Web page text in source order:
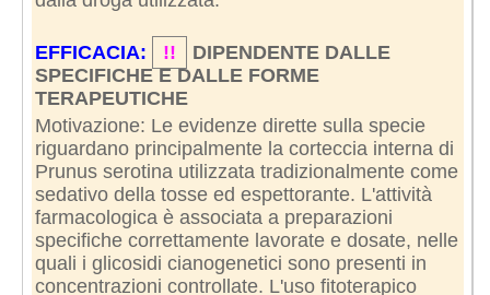
EFFICACIA: !!
DIPENDENTE DALLE
SPECIFICHE E DALLE FORME
TERAPEUTICHE
Motivazione: Le evidenze dirette sulla specie
riguardano principalmente la corteccia interna di
Prunus serotina utilizzata tradizionalmente come
sedativo della tosse ed espettorante. L'attività
farmacologica è associata a preparazioni
specifiche correttamente lavorate e dosate, nelle
quali i glicosidi cianogenetici sono presenti in
concentrazioni controllate. L'uso fitoterapico